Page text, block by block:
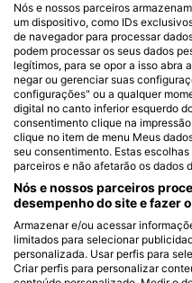
Nós e nossos parceiros
um dispositivo, como IDs
de navegador para processar
podem processar os seus dados
legítimos, para se opor a isso abra
negar ou gerenciar suas
configurações" ou a qualquer
digital no canto inferior esquerdo
consentimento clique na
clique no item de menu Meus
seu consentimento. Estas
parceiros e não afetarão os dados
Nós e nossos parceiros
desempenho do site e fazer
Armazenar e/ou acessar
limitados para selecionar
personalizada. Usar perfis para
Criar perfis para personalizar